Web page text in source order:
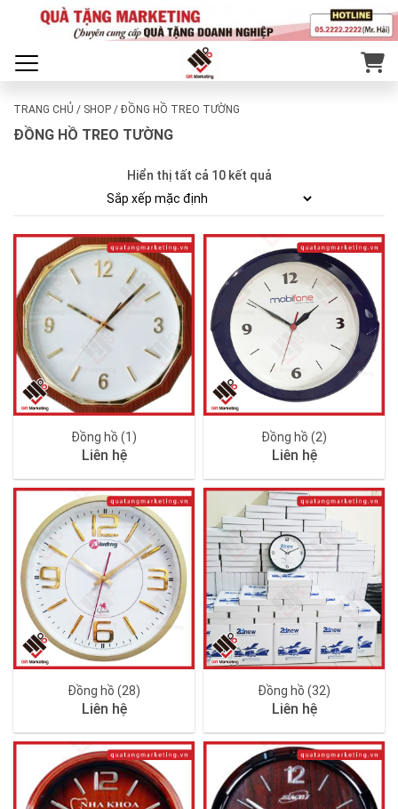
TRANG CHỦ / SHOP / ĐỒNG HỒ TREO TƯỜNG
ĐỒNG HỒ TREO TƯỜNG
Hiển thị tất cả 10 kết quả
Đồng hồ (1)
Liên hệ
Đồng hồ (2)
Liên hệ
Đồng hồ (28)
Liên hệ
Đồng hồ (32)
Liên hệ